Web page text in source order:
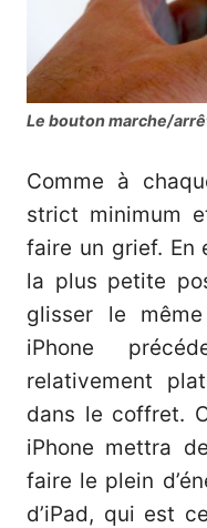
Le bouton marche/
Comme à
strict minimum
faire un grief. En
la plus petite
glisser le
iPhone
relativement
dans le coffret.
iPhone mettra
faire le plein
d’iPad, qui est